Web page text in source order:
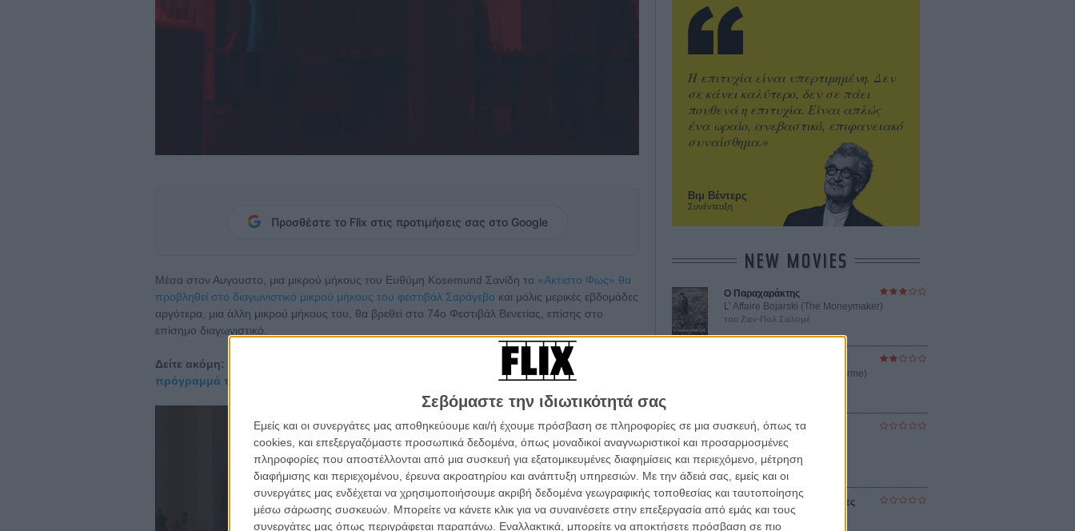
Σεβόμαστε την ιδιωτικότητά σας
Εμείς και οι συνεργάτες μας αποθηκεύουμε και/ή έχουμε πρόσβαση σε πληροφορίες σε μια συσκευή, όπως τα
cookies, και επεξεργαζόμαστε προσωπικά δεδομένα, όπως μοναδικοί αναγνωριστικοί και προσαρμοσμένες
πληροφορίες που αποστέλλονται από μια συσκευή για εξατομικευμένες διαφημίσεις και περιεχόμενο, μέτρηση
διαφήμισης και περιεχομένου, έρευνα ακροατηρίου και ανάπτυξη υπηρεσιών. Με την άδειά σας, εμείς και οι
συνεργάτες μας ενδέχεται να χρησιμοποιήσουμε ακριβή δεδομένα γεωγραφικής τοποθεσίας και ταυτοποίησης
μέσω σάρωσης συσκευών. Μπορείτε να κάνετε κλικ για να συναινέσετε στην επεξεργασία από εμάς και τους
συνεργάτες μας όπως περιγράφεται παραπάνω. Εναλλακτικά, μπορείτε να αποκτήσετε πρόσβαση σε πιο
Προσθέστε το Flix στις προτιμήσεις σας στο Google
Μέσα στον Αυγουστο, μια μικρού μήκους του Ευθύμη Kosemund Σανίδη το «Ακτιστο Φως» θα
προβληθεί στο διαγωνιστικό μικρού μήκους του φεστιβάλ Σαράγεβο και μόλις μερικές εβδομάδες
αργότερα, μια άλλη μικρού μήκους του, θα βρεθεί στο 74ο Φεστιβάλ Βενετίας, επίσης στο
επίσημο διαγωνιστικό.
Δείτε ακόμη:
Το 74ο Φεστιβάλ Κινηματογράφου της Βενετίας αποκαλύπτει το
πρόγραμμά του
Βιμ Βέντερς
Συνέντευξη
Η επιτυχία είναι υπερτιμημένη. Δεν
σε κάνει καλύτερο, δεν σε πάει
πουθενά η επιτυχία. Είναι απλώς
ένα ωραίο, ανεβαστικό, επιφανειακό
συναίσθημα.»
NEW MOVIES
Ο Παραχαράκτης
L’ Affaire Bojarski (The Moneymaker)
του Ζαν-Πολ Σαλομέ
Certified Copy (Copie Conforme)
Ο Κλειδαράς του Ενός
Εκατομμυρίου
Le Million
του Γκρεγκουάρ Βινιερόν
Αυτό που Ξέρουν οι Γυναίκες
Pour le Plaisir
του Ρεέμ Κερισί